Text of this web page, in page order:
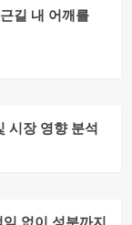
길 내 어깨를
시장 영향 분석